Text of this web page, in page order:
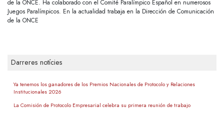
de la ONCE. Ha colaborado con el Comité Paralímpico Español en numerosos
Juegos Paralímpicos. En la actualidad trabaja en la Dirección de Comunicación
de la ONCE
Darreres notícies
Ya tenemos los ganadores de los Premios Nacionales de Protocolo y Relaciones
Institucionales 2026
La Comisión de Protocolo Empresarial celebra su primera reunión de trabajo